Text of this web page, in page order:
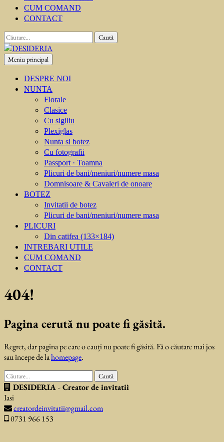
CUM COMAND
CONTACT
Caută
după:
DESIDERIA
Creator de invitati
Meniu principal
DESPRE NOI
NUNTA
Florale
Clasice
Cu sigiliu
Plexiglas
Nunta si botez
Cu fotografii
Passport · Toamna
Plicuri de bani/meniuri/numere masa
Domnisoare & Cavaleri de onoare
BOTEZ
Invitatii de botez
Plicuri de bani/meniuri/numere masa
PLICURI
Din catifea (133×184)
INTREBARI UTILE
CUM COMAND
CONTACT
404!
Pagina cerută nu poate fi găsită.
Regret, dar pagina pe care o cauți nu poate fi găsită. Fă o căutare mai jos
sau începe de lahomepage.
Caută
după:DESIDERIA - Creator de invitatii
Iasi
creatordeinvitatii@gmail.com
0731 966 153